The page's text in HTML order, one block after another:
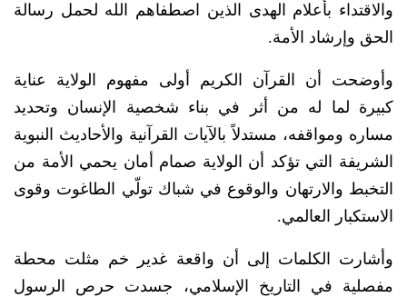
والاقتداء بأعلام الهدى الذين اصطفاهم الله لحمل رسالة
الحق وإرشاد الأمة.
وأوضحت أن القرآن الكريم أولى مفهوم الولاية عناية
كبيرة لما له من أثر في بناء شخصية الإنسان وتحديد
مساره ومواقفه، مستدلاً بالآيات القرآنية والأحاديث النبوية
الشريفة التي تؤكد أن الولاية صمام أمان يحمي الأمة من
التخبط والارتهان والوقوع في شباك تولّي الطاغوت وقوى
الاستكبار العالمي.
وأشارت الكلمات إلى أن واقعة غدير خم مثلت محطة
مفصلية في التاريخ الإسلامي، جسدت حرص الرسول